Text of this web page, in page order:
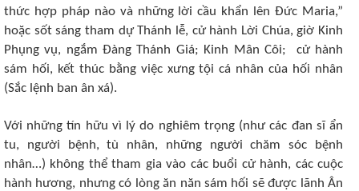
thức hợp pháp nào và những lời cầu khẩn lên Đức Maria,”
hoặc sốt sáng tham dự Thánh lễ, cử hành Lời Chúa, giờ Kinh
Phụng vụ, ngắm Đàng Thánh Giá; Kinh Mân Côi; cử hành
sám hối, kết thúc bằng việc xưng tội cá nhân của hối nhân
(Sắc lệnh ban ân xá).
Với những tín hữu vì lý do nghiêm trọng (như các đan sĩ ẩn
tu, người bệnh, tù nhân, những người chăm sóc bệnh
nhân…) không thể tham gia vào các buổi cử hành, các cuộc
hành hương, nhưng có lòng ăn năn sám hối sẽ được lãnh Ân